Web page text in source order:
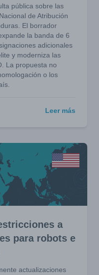
pública sobre las
de Atribución
El borrador
la banda de 6
adicionales
y moderniza las
La propuesta no
o los
Leer más
a
para robots e
actualizaciones